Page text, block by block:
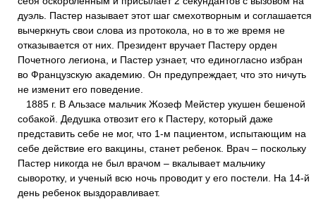
дуэль. Пастер называет этот шаг смехотворным и соглашается
вычеркнуть свои слова из протокола, но в то же время не
отказывается от них. Президент вручает Пастеру орден
Почетного легиона, и Пастер узнает, что единогласно избран
во Французскую академию. Он предупреждает, что это ничуть
не изменит его поведение.
1885 г. В Альзасе мальчик Жозеф Мейстер укушен бешеной
собакой. Дедушка отвозит его к Пастеру, который даже
представить себе не мог, что 1-м пациентом, испытающим на
себе действие его вакцины, станет ребенок. Врач – поскольку
Пастер никогда не был врачом – вкалывает мальчику
сыворотку, и ученый всю ночь проводит у его постели. На 14-й
день ребенок выздоравливает.